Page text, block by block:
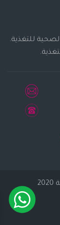
الصحية للتغذية.